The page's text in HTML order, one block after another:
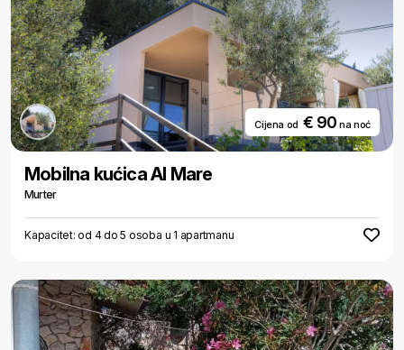
Cijena od € 90na noć
Mobilna kućica Al Mare
Murter
Kapacitet: od 4 do 5 osoba u 1 apartmanu